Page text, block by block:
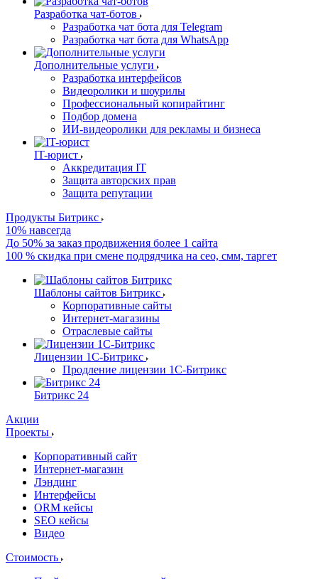
Разработка чат-ботов
Разработка чат бота для Telegram
Разработка чат бота для WhatsApp
Дополнительные услуги
Разработка интерфейсов
Видеоролики и шоурилы
Профессиональный копирайтинг
Подбор домена
ИИ-видеоролики для рекламы и бизнеса
IT-юрист
Аккредитация IT
Защита авторских прав
Защита репутации
Продукты Битрикс
10% навсегда
До 50% за заказ продвижения более 1 сайта
100 % скидка при смене подрядчика на сео, смм, таргет
Шаблоны сайтов Битрикс
Корпоративные сайты
Интернет-магазины
Отраслевые сайты
Лицензии 1С-Битрикс
Продление лицензии 1С-Битрикс
Битрикс 24
Акции
Проекты
Корпоративный сайт
Интернет-магазин
Лэндинг
Интерфейсы
ORM кейсы
SEO кейсы
Видео
Стоимость